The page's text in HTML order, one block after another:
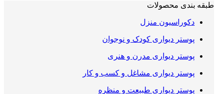
طبقه بندی محصولات
دکوراسیون منزل
پوستر دیواری کودک و نوجوان
پوستر دیواری مدرن و هنری
پوستر دیواری مشاغل و کسب و کار
پوستر دیواری طبیعت و منظره